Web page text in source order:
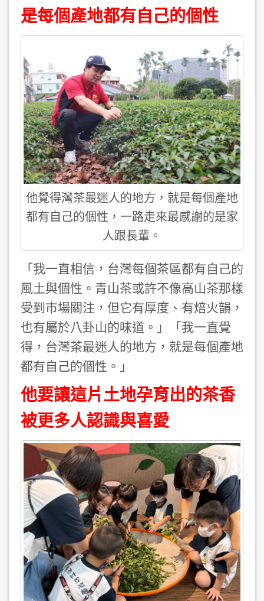
是每個產地都有自己的個性
他覺得灣茶最迷人的地方，就是每個產地
都有自己的個性，一路走來最感謝的是家
人跟長輩。
「我一直相信，台灣每個茶區都有自己的
風土與個性。青山茶或許不像高山茶那樣
受到市場關注，但它有厚度、有焙火韻，
也有屬於八卦山的味道。」「我一直覺
得，台灣茶最迷人的地方，就是每個產地
都有自己的個性。」
他要讓這片土地孕育出的茶香
被更多人認識與喜愛